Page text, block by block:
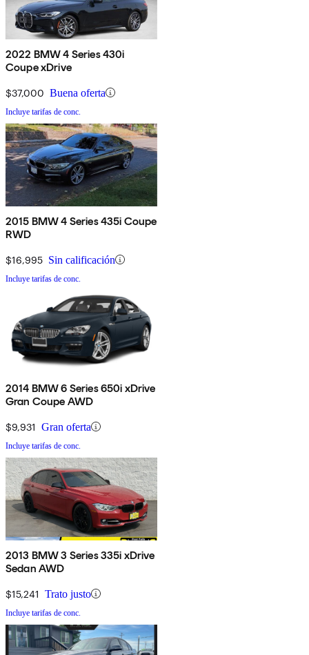
2022 BMW 4 Series 430i
Coupe xDrive
$37,000 Buena oferta
Incluye tarifas de conc.
2015 BMW 4 Series 435i Coupe
RWD
$16,995 Sin calificación
Incluye tarifas de conc.
2014 BMW 6 Series 650i xDrive
Gran Coupe AWD
$9,931 Gran oferta
Incluye tarifas de conc.
2013 BMW 3 Series 335i xDrive
Sedan AWD
$15,241 Trato justo
Incluye tarifas de conc.